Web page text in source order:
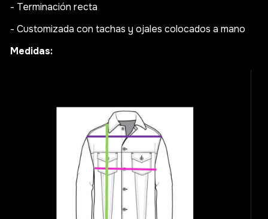
- Terminación recta
- Customizada con tachas y ojales colocados a mano
Medidas: